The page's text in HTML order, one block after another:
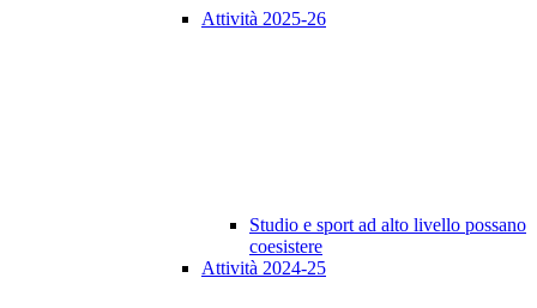
Attività 2025-26
Studio e sport ad alto livello possano
coesistere
Attività 2024-25